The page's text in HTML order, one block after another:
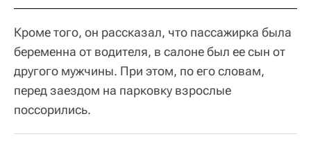
Кроме того, он рассказал, что пассажирка была
беременна от водителя, в салоне был ее сын от
другого мужчины. При этом, по его словам,
перед заездом на парковку взрослые
поссорились.